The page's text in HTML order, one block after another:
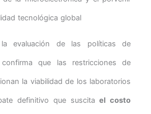
tecnológica global
la evaluación de las políticas de
confirma que las restricciones de
la viabilidad de los laboratorios
definitivo que suscitael costo